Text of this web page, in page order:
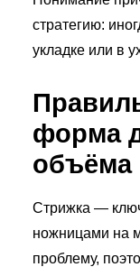
стратегию:
укладке или в
форма
объёма
Стрижка —
ножницами на
проблему,